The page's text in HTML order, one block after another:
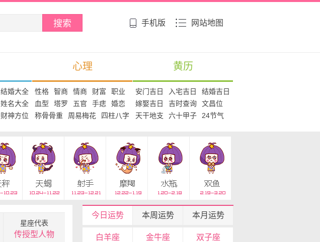
搜索 手机版 网站地图
结婚大全
姓名大全
财神方位
心理
性格 智商 情商 财富
职业
血型
塔罗 五官 手痣
婚恋
称骨骨重
周易梅花 四柱八字
黄历
安门吉日 入宅吉日
结婚吉日
嫁娶吉日
吉时查询
文昌位
天干地支
六十甲子 24节气
星座代表
传授型人物
今日运势 本周运势 本月运势
白羊座 金牛座 双子座